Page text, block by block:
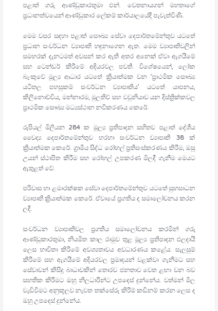
පළාත් ගරු ආණ්ඩුකාරතුමා එන්. වෙතනායගන් මහතාගේ
ප්‍රධානත්වයෙන් ආණ්ඩුකාර ලේකම් කාර්යාලයේදී පැවැත්විණි.
මෙම වසර සඳහා පළාත් සෞඛ්‍ය සේවා දෙපාර්තමේන්තුව යටතේ
ප්‍රධාන සංවර්ධන ව්‍යාපෘති හඳුනාගෙන ඇත. මෙම ව්‍යාපෘතිවලින්
සමහරක් දැනටමත් අවසන් කර ඇති අතර අනෙක් ඒවා ඇගයීමේ
සහ ටෙන්ඩර් කිරීමේ අදියරවල පවතී. විශේෂයෙන්, ලෝක
බැංකුවේ මූල්‍ය ආධාර යටතේ ක්‍රියාත්මක වන ‘ප්‍රාථමික සෞඛ්‍ය
යටිතල පහසුකම් සංවර්ධන ව්‍යාපෘතිය’ යටතේ යාපනය,
කිලිනොච්චිය, මන්නාරම, මුලතිව් සහ වවුනියාව යන දිස්ත්‍රික්කවල
ප්‍රාථමික සෞඛ්‍ය මධ්‍යස්ථාන නවීකරණය කෙරේ.
රුපියල් මිලියන 284 ක මූල්‍ය ප්‍රතිපාදන සහිතව පළාත් දේශීය
වෛද්‍ය දෙපාර්තමේන්තුව හරහා සංවර්ධන ව්‍යාපෘති 38 ක්
ක්‍රියාත්මක කෙරේ. ග්‍රාමීය සිද්ධ රෝහල් ප්‍රතිසංස්කරණය කිරීම, ඔසු
උයන් ස්ථාපිත කිරීම සහ රෝහල් උපකරණ මිලදී ගැනීම මෙයට
ඇතුළත් වේ.
පරිවාස හා ළමාරක්ෂක සේවා දෙපාර්තමේන්තුව යටතේ සුභසාධන
ව්‍යාපෘති ක්‍රියාත්මක කෙරේ. ඒවායේ ප්‍රගතිය ද සමාලෝචනය කරන
ලදී.
සංවර්ධන ව්‍යාපෘතිවල ප්‍රගතිය සමාලෝචනය කරමින් ගරු
ආණ්ඩුකාරතුමා, නියමිත කාල රාමුව තුළ මූල්‍ය ප්‍රතිපාදන ඵලදායී
ලෙස භාවිතා කිරීමේ අවශ්‍යතාවය අවධාරණය කළේය. සැලසුම්
කිරීමේ සහ ඇගයීමේ අදියරවල ප්‍රමාදයන් වළක්වා ගැනීමට සහ
සේවාවන් කිසිදු බාධාවකින් තොරව ජනතාව වෙත ළඟා වන බව
සහතික කිරීමට ඔහු නිලධාරීන්ට උපදෙස් දුන්නේය. වත්මන් මිල
වැඩිවීමට අනුකූලව නැවත තක්සේරු කිරීම් කඩිනම් කරන ලෙස ද
ඔහු උපදෙස් දුන්නේය.